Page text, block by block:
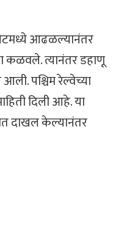
आढळल्यानंतर
कळवले. त्यानंतर डहाणू
पश्चिम रेल्वेच्या
दिली आहे. या
दाखल केल्यानंतर